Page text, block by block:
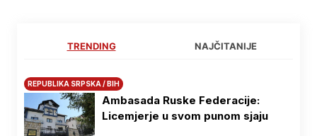
TRENDING NAJČITANIJE
REPUBLIKA SRPSKA / BIH
Ambasada Ruske Federacije:
Licemjerje u svom punom sjaju